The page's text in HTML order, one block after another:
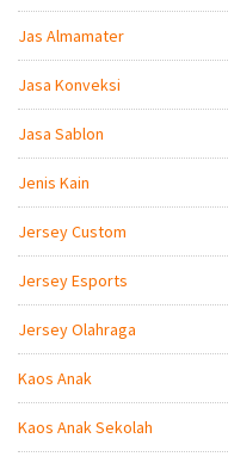
Jas Almamater
Jasa Konveksi
Jasa Sablon
Jenis Kain
Jersey Custom
Jersey Esports
Jersey Olahraga
Kaos Anak
Kaos Anak Sekolah